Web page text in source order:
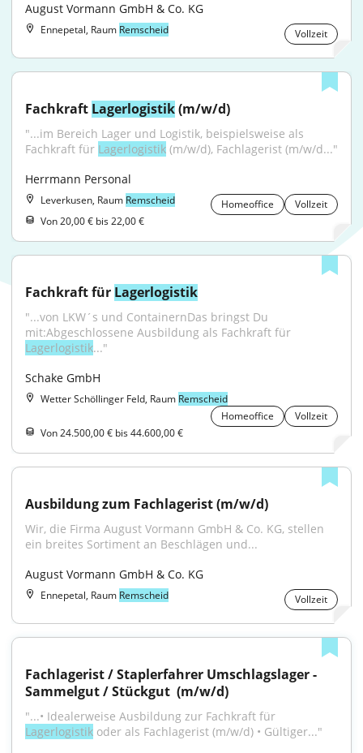
August Vormann GmbH & Co. KG
Ennepetal, Raum Remscheid Vollzeit
Fachkraft Lagerlogistik (m/w/d)
"...im Bereich Lager und Logistik, beispielsweise als
Fachkraft für Lagerlogistik (m/w/d), Fachlagerist (m/w/d..."
Herrmann Personal
Leverkusen, Raum Remscheid Homeoffice
Vollzeit
Von 20,00 € bis 22,00 €
Fachkraft für Lagerlogistik
"...von LKW´s und ContainernDas bringst Du
Lagerlogistik..."
Schake GmbH
Wetter Schöllinger Feld, Raum Remscheid
Homeoffice
Vollzeit
Von 24.500,00 € bis 44.600,00 €
Ausbildung zum Fachlagerist (m/w/d)
Wir, die Firma August Vormann GmbH & Co. KG, stellen
ein breites Sortiment an Beschlägen und...
August Vormann GmbH & Co. KG
Ennepetal, Raum Remscheid Vollzeit
Fachlagerist / Staplerfahrer Umschlagslager -
Sammelgut / Stückgut ​ (m/w/d)
Lagerlogistik oder als Fachlagerist (m/w/d) • Gültiger..."